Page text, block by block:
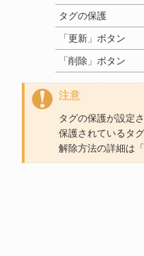
タグの保護
「更新」ボタン
「削除」ボタン
注意
タグの保護が設定
保護されているタ
解除方法の詳細は「